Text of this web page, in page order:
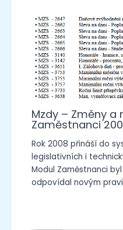
Mzdy – Změny a
Zaměstnanci
Rok 2008 přináší do
legislativních i
Modul Zaměstnanci
odpovídal novým